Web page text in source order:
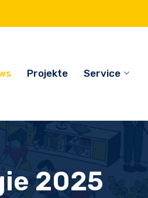
Projekte Service
2025